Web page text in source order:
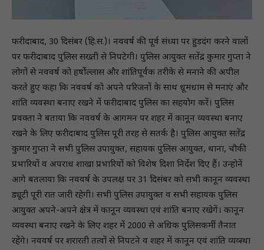
फरीदाबाद, 30 दिसंबर (हि.स.)। नववर्ष की पूर्व संध्या पर हुडदंग करने वालों
पर फरीदाबाद पुलिस सख्ती से निपटेगी। पुलिस आयुक्त सतेंद्र कुमार गुप्ता ने
लोगों से नववर्ष को हर्षोल्लास और शांतिपूर्वक तरीके से मनाने की अपील
करते हुए कहा कि नववर्ष को अपने परिजनों के साथ धूमधाम से मनाएं और
शांति व्यवस्था बनाए रखने में फरीदाबाद पुलिस का सहयोग करें। पुलिस
प्रवक्ता ने बताया कि नववर्ष के आगमन पर शहर में कानून व्यवस्था बनाए
रखने के लिए फरीदाबाद पुलिस पूरी तरह से सतर्क है। पुलिस आयुक्त सतेंद्र
कुमार गुप्ता ने सभी पुलिस उपायुक्त, सहायक पुलिस आयुक्त, थाना, चौकी
प्रभारियों व अपराध शाखा प्रभारियों को विशेष दिशा निर्देश दिए हैं। उन्होनें
आगे बतलाया कि नववर्ष के उपलक्ष पर 31 दिसंबर को सभी कानून व्यवस्था
ड्यूटी पूरी रात जारी रहेगी। सभी पुलिस उपायुक्त व सभी सहायक पुलिस
आयुक्त अपने-अपने क्षेत्र में कानून व्यवस्था एवं शांति बनाए रखेगें। कानून
व्यवस्था बनाए रखने के लिए शहर में 2000 से अधिक पुलिसकर्मी तैनात
रहेंगे। नववर्ष पर शरारती तत्वों से निपटने व शहर में कानून एवं शांति व्यव्स्था